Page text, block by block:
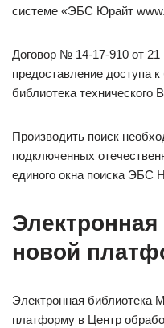
системе «ЭБС Юрайт
Договор № 14-17-910 от 21
предоставление доступа
библиотека технического
Производить поиск
подключенных
единого окна поиска
новой
Электронная
платформу в Центр